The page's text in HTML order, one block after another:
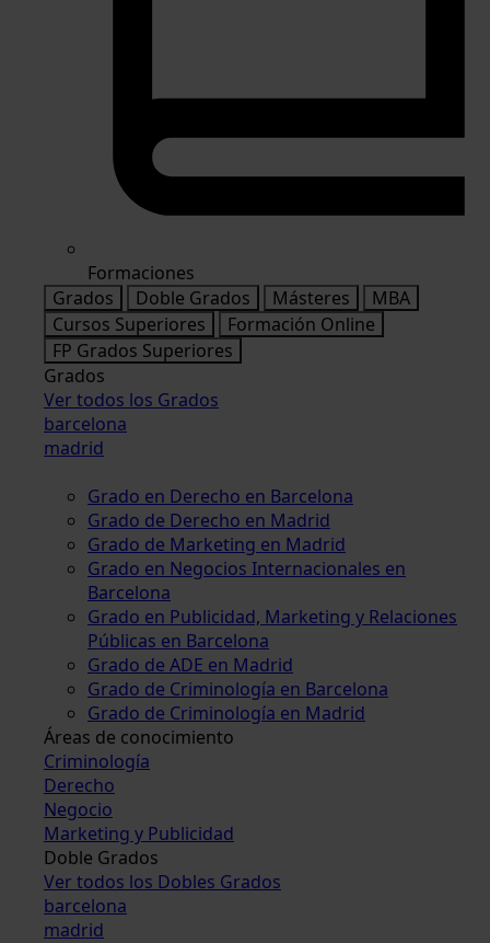
Formaciones
Grados
Doble Grados Másteres
MBA
Cursos Superiores
Formación Online
FP Grados Superiores
Grados
Ver todos los Grados
barcelona
madrid
Grado en Derecho en Barcelona
Grado de Derecho en Madrid
Grado de Marketing en Madrid
Grado en Negocios Internacionales en
Barcelona
Grado en Publicidad, Marketing y Relaciones
Públicas en Barcelona
Grado de ADE en Madrid
Grado de Criminología en Barcelona
Grado de Criminología en Madrid
Áreas de conocimiento
Criminología
Derecho
Negocio
Marketing y Publicidad
Doble Grados
Ver todos los Dobles Grados
barcelona
madrid